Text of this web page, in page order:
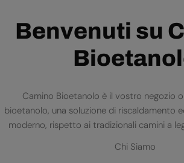
Benvenuti su
Camino Bioetanolo è il vostro negozio
bioetanolo, una soluzione di riscaldamento
moderno, rispetto ai tradizionali camini a
Chi Siamo